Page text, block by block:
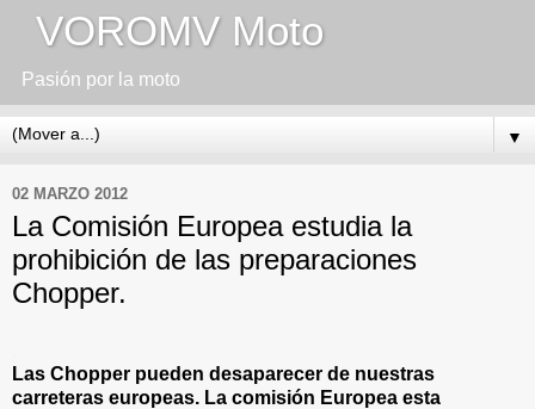
VOROMV Moto
Pasión por la moto
▼
02 MARZO 2012
La Comisión Europea estudia la
prohibición de las preparaciones
Chopper.
Las Chopper pueden desaparecer de nuestras
carreteras europeas. La comisión Europea esta